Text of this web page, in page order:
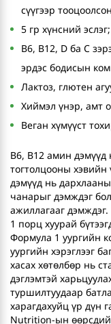
сүүгээр
5 гр хүнсний эслэг;
B6, B12, D ба C
эрдэс бодисын
Лактоз, глютен
Хиймэл үнэр, амт
Веган хүмүүст
В6, В12 амин
тогтолцооны хэвийн
дэмүүд нь
чанарыг дэмждэг
ажиллагааг дэмждэг.
1 порц хуурай
Формула 1 уургийн
уургийн хэрэглээг
хасах хөтөлбөр нь
дэглэмтэй
туршилтуудаар
харагдахуйц үр дүн
Nutrition-ын